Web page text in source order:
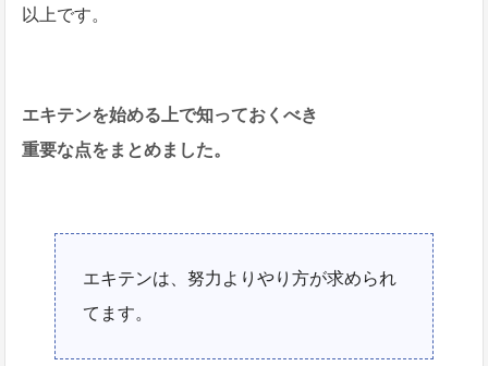
以上です。
エキテンを始める上で知っておくべき
重要な点をまとめました。
エキテンは、努力よりやり方が求められ
てます。